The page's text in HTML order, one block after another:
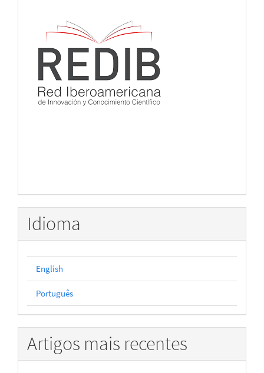
Idioma
English
Português
Artigos mais recentes